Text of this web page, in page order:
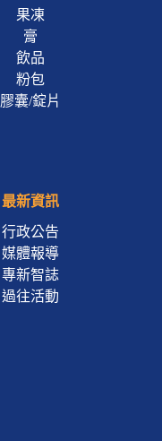
果凍
膏
飲品
粉包
膠囊/錠片
最新資訊
行政公告
媒體報導
專新智誌
過往活動